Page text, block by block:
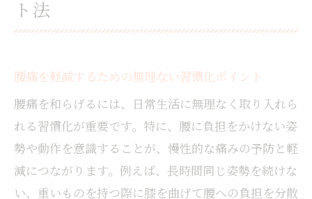
ト法
腰痛を軽減するための無理ない習慣化ポイント
腰痛を和らげるには、日常生活に無理なく取り入れら
れる習慣化が重要です。特に、腰に負担をかけない姿
勢や動作を意識することが、慢性的な痛みの予防と軽
減につながります。例えば、長時間同じ姿勢を続けな
い、重いものを持つ際に膝を曲げて腰への負担を分散